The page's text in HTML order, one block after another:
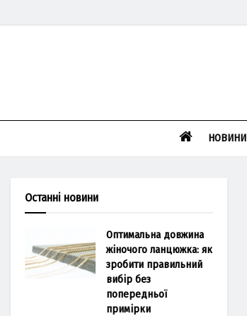
НОВИНИ
Останні новини
Оптимальна довжина
жіночого ланцюжка: як
зробити правильний
вибір без
попередньої
примірки